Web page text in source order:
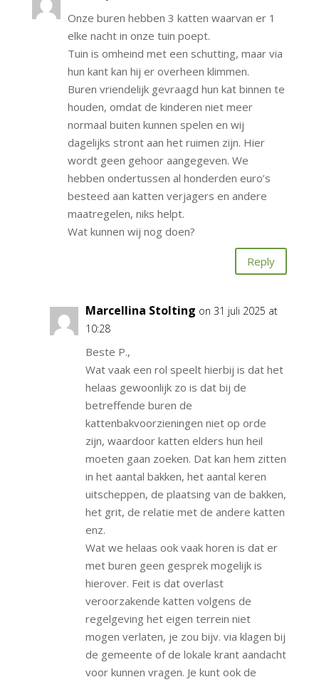
Onze buren hebben 3 katten waarvan er 1
elke nacht in onze tuin poept.
Tuin is omheind met een schutting, maar via
hun kant kan hij er overheen klimmen.
Buren vriendelijk gevraagd hun kat binnen te
houden, omdat de kinderen niet meer
normaal buiten kunnen spelen en wij
dagelijks stront aan het ruimen zijn. Hier
wordt geen gehoor aangegeven. We
hebben ondertussen al honderden euro’s
besteed aan katten verjagers en andere
maatregelen, niks helpt.
Wat kunnen wij nog doen?
Reply
Marcellina Stolting on 31 juli 2025 at
10:28
Beste P.,
Wat vaak een rol speelt hierbij is dat het
helaas gewoonlijk zo is dat bij de
betreffende buren de
kattenbakvoorzieningen niet op orde
zijn, waardoor katten elders hun heil
moeten gaan zoeken. Dat kan hem zitten
in het aantal bakken, het aantal keren
uitscheppen, de plaatsing van de bakken,
het grit, de relatie met de andere katten
enz.
Wat we helaas ook vaak horen is dat er
met buren geen gesprek mogelijk is
hierover. Feit is dat overlast
veroorzakende katten volgens de
regelgeving het eigen terrein niet
mogen verlaten, je zou bijv. via klagen bij
de gemeente of de lokale krant aandacht
voor kunnen vragen. Je kunt ook de